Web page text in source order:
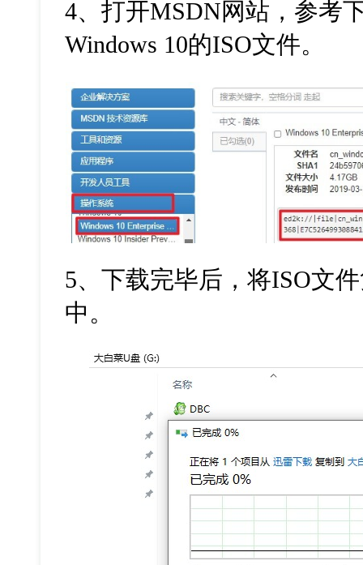
4、打开MSDN网站，参考
Windows 10的ISO文件。
5、下载完毕后，将ISO文
中。